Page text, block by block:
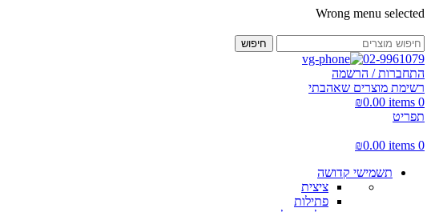
Wrong menu selected
חיפוש
02-9961079
התחברות / הרשמה
רשימת מוצרים שאהבתי
0
items
₪0.00
תפריט
0
items
₪0.00
תשמישי קדושה
ציצית
פתילות